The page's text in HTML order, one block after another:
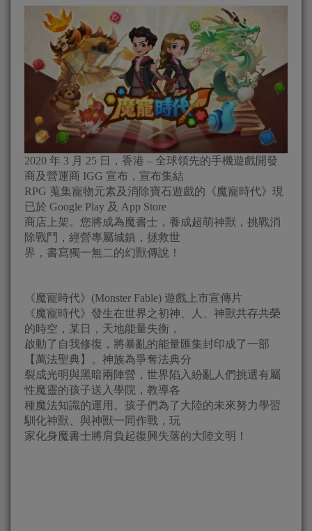
2020 年 3 月 25 日，香港 – 全球領先的手機遊戲開發
商及營運商 IGG 宣布，宣布集結
RPG 蒐集寵物元素及消除寶石遊戲的《魔寵時代》現
已於 Google Play 及 App Store
商店上架。您將成為魔書士，養成超萌神獸，挑戰消
除戰鬥，經營專屬城鎮，拯救世
界，書寫獨一無二的幻獸傳說！
《魔寵時代》(Monster Fable) 遊戲上市宣傳片
《魔寵時代》發生在世界之初神、人、神獸共存共榮
的時空，某日，天地能量失衡，
啟動了自我修復，將暴亂的能量匯集封印成了一部
【萬法聖典】。神族為爭奪法典分
裂成光明與黑暗兩陣營，世界陷入紛亂人們挑選有屬
性魔靈的孩子送入學院，教導各
種魔法知識的運用。孩子們為了大陸的未來努力學習
馴化神獸、與神獸一同作戰，玩
家化身魔書士將肩負起復興失落的大陸文明！